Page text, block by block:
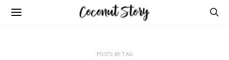
POSTS BY TAG